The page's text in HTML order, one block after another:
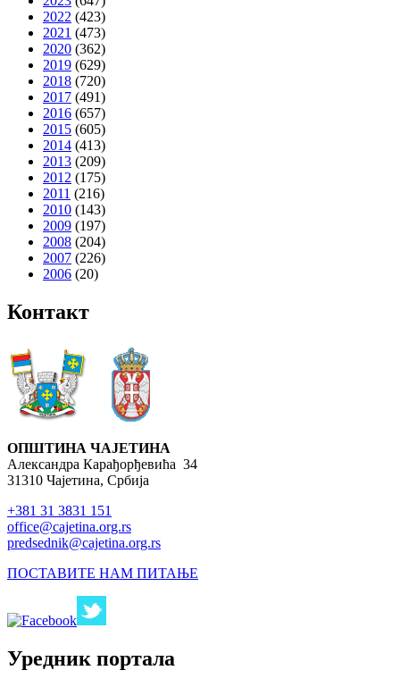
Председник
Општинско веће
Општинска управа
Општинско правобранилаштво
Месне заједнице
Јавна предузећа
Комунална милиција Општине Чајетина
Интерна ревизија
Услуге
Портал Е-управа
Водич кроз локалну управу
Писарница
Конкурси, позиви, обавештења
Подношење захтева Урбанизам
ГИС Чајетина
2022 (423)
2021 (473)
2020 (362)
2019 (629)
2018 (720)
2017 (491)
2016 (657)
2015 (605)
2014 (413)
2013 (209)
2012 (175)
2011 (216)
2010 (143)
2009 (197)
2008 (204)
2007 (226)
2006 (20)
Контакт
ОПШТИНА ЧАЈЕТИНА
Александра Карађорђевића 34
31310 Чајетина, Србија
+381 31 3831 151
office@cajetina.org.rs
predsednik@cajetina.org.rs
ПОСТАВИТЕ НАМ ПИТАЊЕ
Уредник портала